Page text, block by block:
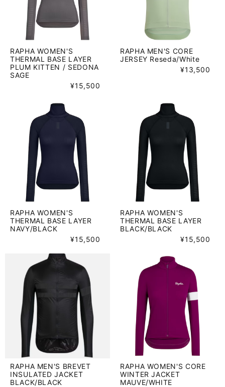
RAPHA WOMEN'S
THERMAL BASE LAYER
PLUM KITTEN / SEDONA
SAGE
¥15,500
RAPHA MEN'S CORE
JERSEY Reseda/White
¥13,500
RAPHA WOMEN'S
THERMAL BASE LAYER
NAVY/BLACK
¥15,500
RAPHA WOMEN'S
THERMAL BASE LAYER
BLACK/BLACK
¥15,500
RAPHA MEN'S BREVET
INSULATED JACKET
BLACK/BLACK
RAPHA WOMEN'S CORE
WINTER JACKET
MAUVE/WHITE